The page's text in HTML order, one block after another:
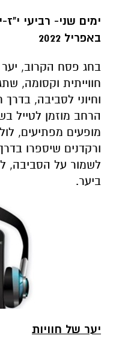
באפריל 2022
בחג פסח הקרוב,
חווייתית וקסומה,
וחיוני לסביבה,
הרחב מוזמן לטייל
מופעים מפתיעים,
ורקדנים שיספרו
לשמור על הסביבה,
ביער.
יער של חוויות